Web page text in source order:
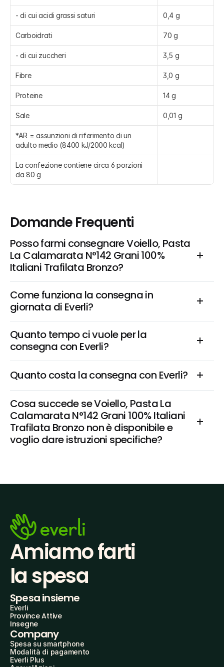
- di cui acidi grassi saturi 0,4 g
Carboidrati 70 g
- di cui zuccheri 3,5 g
Fibre 3,0 g
Proteine 14 g
Sale 0,01 g
*AR = assunzioni di riferimento di un
adulto medio (8400 kJ/2000 kcal)
La confezione contiene circa 6 porzioni
da 80 g
Domande Frequenti
Posso farmi consegnare Voiello, Pasta
La Calamarata N°142 Grani 100%
Italiani Trafilata Bronzo?
Come funziona la consegna in
giornata di Everli?
Quanto tempo ci vuole per la
consegna con Everli?
Quanto costa la consegna con Everli?
Cosa succede se Voiello, Pasta La
Calamarata N°142 Grani 100% Italiani
Trafilata Bronzo non è disponibile e
voglio dare istruzioni specifiche?
Amiamo farti
la spesa
Spesa insieme
Everli
Province Attive
Insegne
Company
Spesa su smartphone
Modalità di pagamento
Everli Plus